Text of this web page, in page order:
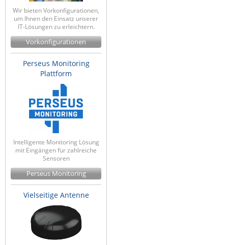
News zu unseren Herstellern
Wir bieten Vorkonfigurationen,
um Ihnen den Einsatz unserer
IT-Lösungen zu erleichtern.
Vorkonfigurationen
Perseus Monitoring
Plattform
Intelligente Monitoring Lösung
mit Eingängen für zahlreiche
Sensoren
Perseus Monitoring
Vielseitige Antenne